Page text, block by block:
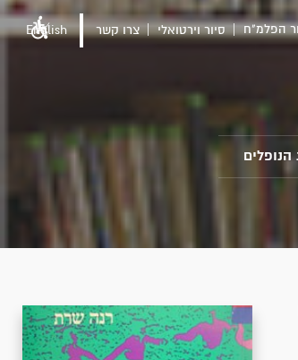
הפלמ"ח סיור וירטואלי צרו קשר English
הנופלים